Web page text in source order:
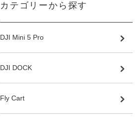
カテゴリーから探す
DJI Mini 5 Pro
DJI DOCK
Fly Cart